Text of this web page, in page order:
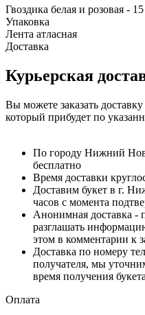
Гвоздика белая и розовая -
Упаковка
Лента атласная
Доставка
Курьерская
Вы можете заказать
который прибудет по
По городу Нижний
бесплатно
Время доставки
Доставим букет в г.
часов с момента
Анонимная доставка -
разглашать
этом в комментарии к
Доставка по номеру
получателя, мы
время получения
Оплата